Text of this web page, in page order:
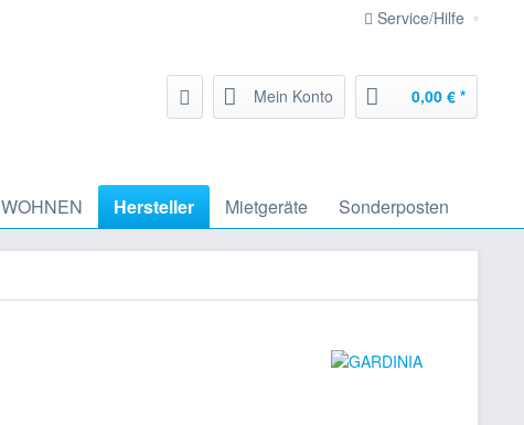
Service/Hilfe
Mein Konto 0,00 € *
WOHNEN Hersteller Mietgeräte Sonderposten